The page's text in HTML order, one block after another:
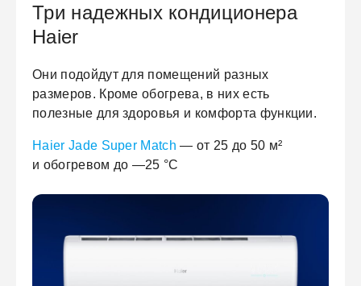
Три надежных кондиционера
Haier
Они подойдут для помещений разных
размеров. Кроме обогрева, в них есть
полезные для здоровья и комфорта функции.
Haier Jade Super Match — от 25 до 50 м²
и обогревом до —25 °С